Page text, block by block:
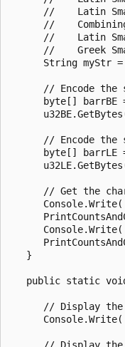
//    Latin
//
//    Latin
//    Greek
String myStr
// Encode the
byte[] barrBE
// Encode the
byte[] barrLE
// Get the
   }
public static
// Display
// Display